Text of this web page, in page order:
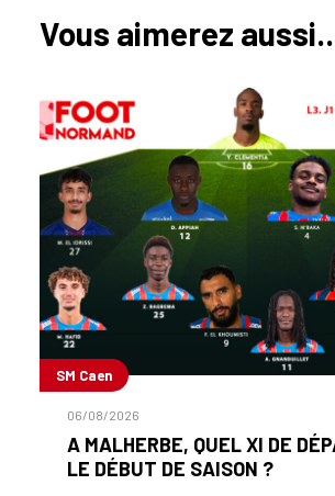
Vous aimerez
SM Caen
06/08/2026
A MALHERBE, QUEL XI DE
LE DÉBUT DE SAISON ?